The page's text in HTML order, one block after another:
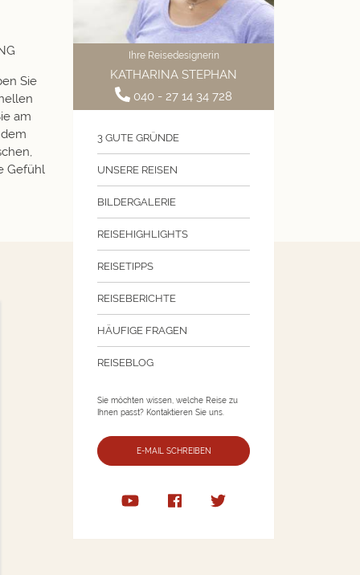
Sie
am
Gefühl
Ihre Reisedesignerin
KATHARINA STEPHAN
040 - 27 14 34 728
3 GUTE GRÜNDE
UNSERE REISEN
BILDERGALERIE
REISEHIGHLIGHTS
REISETIPPS
REISEBERICHTE
HÄUFIGE FRAGEN
REISEBLOG
Sie möchten wissen, welche Reise zu
Ihnen passt? Kontaktieren Sie uns.
E-MAIL SCHREIBEN